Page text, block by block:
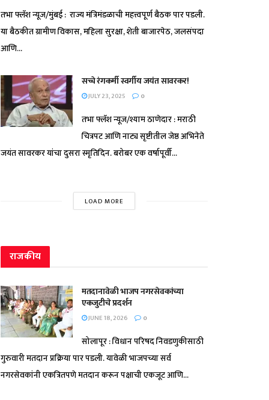
तभा फ्लॅश न्यूज/मुंबई : राज्य मंत्रिमंडळाची महत्त्वपूर्ण बैठक पार पडली.
या बैठकीत ग्रामीण विकास, महिला सुरक्षा, शेती बाजारपेठ, जलसंपदा
आणि...
सच्चे रंगकर्मी स्वर्गीय जयंत सावरकर!
JULY 23, 2025 0
तभा फ्लॅश न्यूज/श्याम ठाणेदार : मराठी
चित्रपट आणि नाट्य सृष्टीतील जेष्ठ अभिनेते
जयंत सावरकर यांचा दुसरा स्मृतिदिन. बरोबर एक वर्षापूर्वी...
LOAD MORE
राजकीय
मतदानावेळी भाजप नगरसेवकांच्या
एकजुटीचे प्रदर्शन
JUNE 18, 2026 0
सोलापूर : विधान परिषद निवडणुकीसाठी
गुरुवारी मतदान प्रक्रिया पार पडली. यावेळी भाजपच्या सर्व
नगरसेवकांनी एकत्रितपणे मतदान करून पक्षाची एकजूट आणि...